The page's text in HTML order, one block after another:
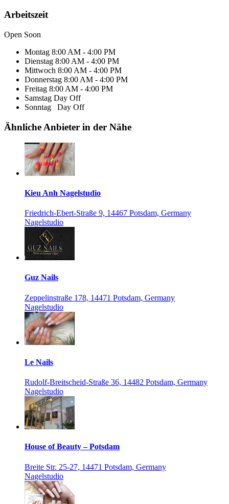
Arbeitszeit
Open Soon
Montag 8:00 AM - 4:00 PM
Dienstag 8:00 AM - 4:00 PM
Mittwoch 8:00 AM - 4:00 PM
Donnerstag 8:00 AM - 4:00 PM
Freitag 8:00 AM - 4:00 PM
Samstag Day Off
Sonntag Day Off
Ähnliche Anbieter in der Nähe
Kieu Anh Nagelstudio
Friedrich-Ebert-Straße 9, 14467 Potsdam, Germany
Nagelstudio
Guz Nails
Zeppelinstraße 178, 14471 Potsdam, Germany
Nagelstudio
Le Nails
Rudolf-Breitscheid-Straße 36, 14482 Potsdam, Germany
Nagelstudio
House of Beauty – Potsdam
Breite Str. 25-27, 14471 Potsdam, Germany
Nagelstudio